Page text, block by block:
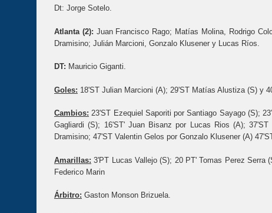
Dt: Jorge Sotelo.
Atlanta (2): Juan Francisco Rago; Matías Molina, Rodrigo
Dramisino; Julián Marcioni, Gonzalo Klusener y Lucas Ríos.
DT: Mauricio Giganti.
Goles: 18'ST Julian Marcioni (A); 29'ST Matías Alustiza (S) y
Cambios: 23'ST Ezequiel Saporiti por Santiago Sayago (S);
Gagliardi (S); 16'ST' Juan Bisanz por Lucas Rios (A);
Dramisino; 47'ST Valentin Gelos por Gonzalo Klusener (A)
Amarillas: 3'PT Lucas Vallejo (S); 20 PT' Tomas Perez Serra
Federico Marin
Árbitro: Gaston Monson Brizuela.